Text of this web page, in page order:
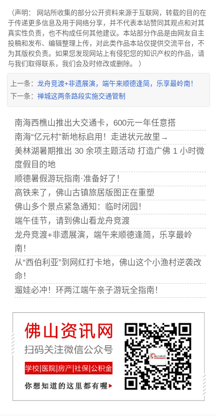
（声明： 网站所收集的部分公开资料来源于互联网，转载的目的在
于传递更多信息及用于网络分享，并不代表本站赞同其观点和对其
真实性负责，也不构成任何其他建议。本站部分作品是由网友自主
投稿和发布、编辑整理上传，对此类作品本站仅提供交流平台，不
为其版权负责。如果您发现网站上有侵犯您的知识产权的作品，请
与我们取得联系，我们会及时修改或删除。 ）
上一条： 龙舟竞渡+非遗展演，端午来顺德逢简，乐享最岭南！
下一条： 禅城这两条路段实施交通管制
南海西樵山推出大交通卡，600元一年任意搭
南海“亿元村”新地标启用！走进状元故里→
美林湖暑期推出 30 余项主题活动 打造广佛 1 小时微
度假目的地
顺德暑假游玩指南·准备好了！
高铁来了，佛山古镇旅居版图正在重塑
佛山多个景点紧急通知：临时闭园！
端午佳节，请到佛山看龙舟竞渡
龙舟竞渡+非遗展演，端午来顺德逢简，乐享最岭
南！
从“西伯利亚”到网红打卡地，佛山这个小渔村逆袭改
命！
遛娃必冲！环两江端午亲子游玩全指南！